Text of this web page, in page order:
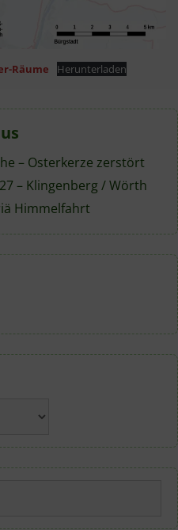
Räume Herunterladen
– Osterkerze zerstört
– Klingenberg / Wörth
Himmelfahrt